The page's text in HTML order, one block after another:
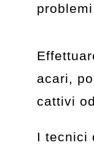
acari,
cattivi
I tecnici